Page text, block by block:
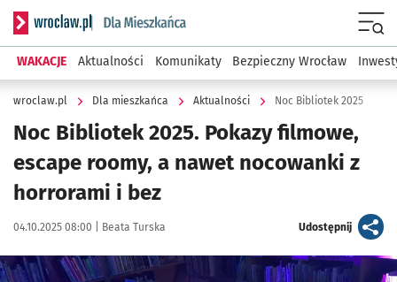
Serwis informacyjny wroclaw.pl podserwis: Dla mieszkańca
WAKACJE Aktualności Komunikaty Bezpieczny Wrocław
wroclaw.pl Dla mieszkańca Aktualności Noc Bibliotek 2025
Noc Bibliotek 2025. Pokazy filmowe,
escape roomy, a nawet nocowanki z
horrorami i bez
Data publikacji:
04.10.2025 08:00 | Autor:
Beata Turska Udostępnijartykuł
Kliknij, aby powiększyć